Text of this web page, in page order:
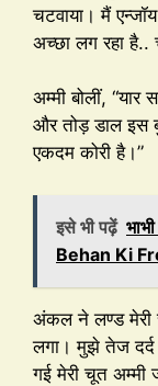
चटवाया। मैं
अच्छा लग रहा है..
अम्मी बोलीं,
और तोड़ डाल इस
एकदम कोरी है।”
इसे भी पढ़ें
Behan Ki
अंकल ने लण्ड मेरी
लगा। मुझे तेज
गई मेरी चूत अम्मी